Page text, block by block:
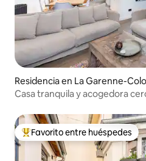
Residencia en La Garenne-
Casa tranquila y acogedora
De los mejores en Favorito
Favorito entre huéspedes